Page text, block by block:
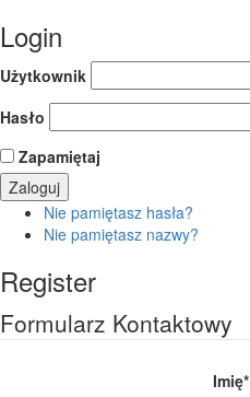
Login
Użytkownik
Hasło
Zapamiętaj
Nie pamiętasz hasła?
Nie pamiętasz nazwy?
Register
Formularz Kontaktowy
Imię*